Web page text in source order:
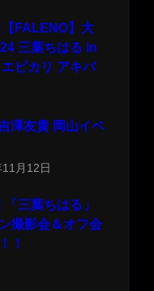
FALENO】大
三葉ちはる in
ピカリ アキバ
澤友貴 岡山イベ
月12日
三葉ちはる」
撮影会＆オフ会
！